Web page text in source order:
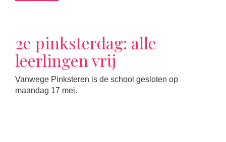
2e pinksterdag: alle
leerlingen vrij
Vanwege Pinksteren is de school gesloten op
maandag 17 mei.